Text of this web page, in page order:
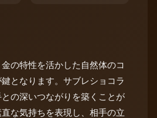
の特性を活かした自然体のコ
となります。サブレショコラ
の深いつながりを築くことが
な気持ちを表現し、相手の立